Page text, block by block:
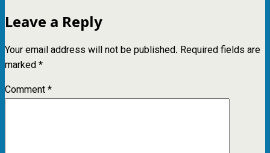
Leave a Reply
Your email address will not be published. Required fields are
marked*
Comment*